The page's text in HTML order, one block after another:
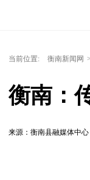
当前位置: 衡南新闻网 >
衡南：
来源：衡南县融媒体中心